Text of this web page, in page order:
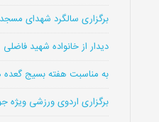
برگزاری سالگرد شهدای مسجد 14 معصوم
دیدار از خانواده شهید فاضلی
به مناسبت هفته بسیج گعده
برگزاری اردوی ورزشی ویژه